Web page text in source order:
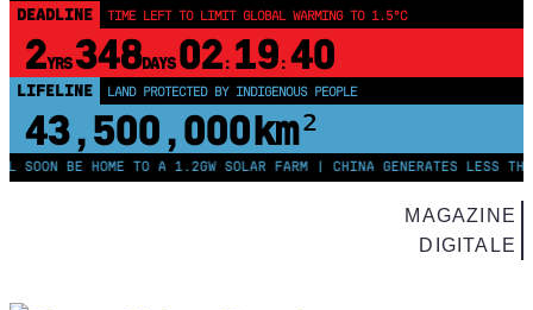
DEADLINE TIME LEFT TO LIMIT GLOBAL WARMING TO 1.5°C
2YRS348DAYS 02: 19: 39
LIFELINE LOSS & DAMAGE OWED BY G7 NATIONS
$13 .83163861
HOME TO A 1.2GW SOLAR FARM | CHINA GENERATES LESS THAN
MAGAZINE
DIGITALE